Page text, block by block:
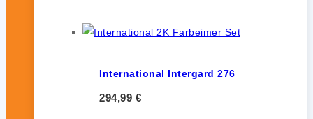
International Intergard 276
294,99 €